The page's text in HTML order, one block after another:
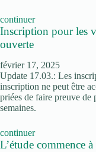
continuer
Inscription pour les
ouverte
février 17, 2025
Update 17.03.: Les
inscription ne peut être
priées de faire preuve de
semaines.
continuer
L’étude commence